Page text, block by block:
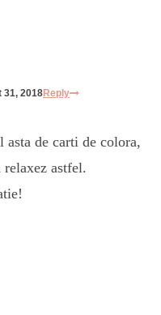
31, 2018Reply
de carti de colora,
relaxez astfel.